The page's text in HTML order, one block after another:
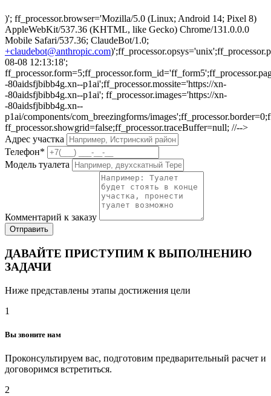
)'; ff_processor.browser='Mozilla/5.0 (Linux; Android 14; Pixel 8)
AppleWebKit/537.36 (KHTML, like Gecko) Chrome/131.0.0.0
Mobile Safari/537.36; ClaudeBot/1.0;
+claudebot@anthropic.com
08-08 12:13:18';
-80aidsfjbibb4g.xn--p1ai';ff_processor.mossite='https://xn-
-80aidsfjbibb4g.xn--p1ai'; ff_processor.images='https://xn-
-80aidsfjbibb4g.xn--
p1ai/components/com_breezingforms/
ff_processor.showgrid=false;ff_processor.traceBuffer=null; //-->
Адрес участка
Телефон*
Модель туалета
Комментарий к заказу
Отправить
ДАВАЙТЕ ПРИСТУПИМ К ВЫПОЛНЕНИЮ
ЗАДАЧИ
Ниже представлены этапы достижения цели
1
Вы звоните нам
Проконсультируем вас, подготовим предварительный расчет и
договоримся встретиться.
2